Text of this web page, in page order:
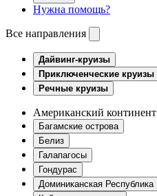
Нужна помощь?
Все направления
Дайвинг-круизы
Приключенческие круизы
Речные круизы
Американский континент
Багамские острова
Белиз
Галапагосы
Гондурас
Доминиканская Республика